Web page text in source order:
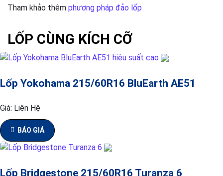
Tham khảo thêm phương pháp đảo lốp
LỐP CÙNG KÍCH CỠ
Lốp Yokohama 215/60R16 BluEarth AE51
Giá: Liên Hệ
BÁO GIÁ
Lốp Bridgestone 215/60R16 Turanza 6